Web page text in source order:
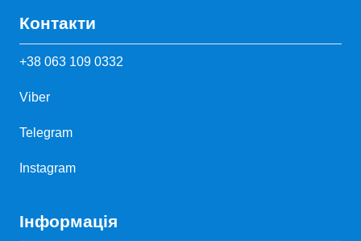
Контакти
+38 063 109 0332
Viber
Telegram
Instagram
Інформація